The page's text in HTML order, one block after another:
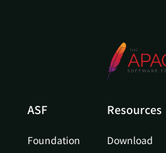
ASF
Foundation
Resources
Download